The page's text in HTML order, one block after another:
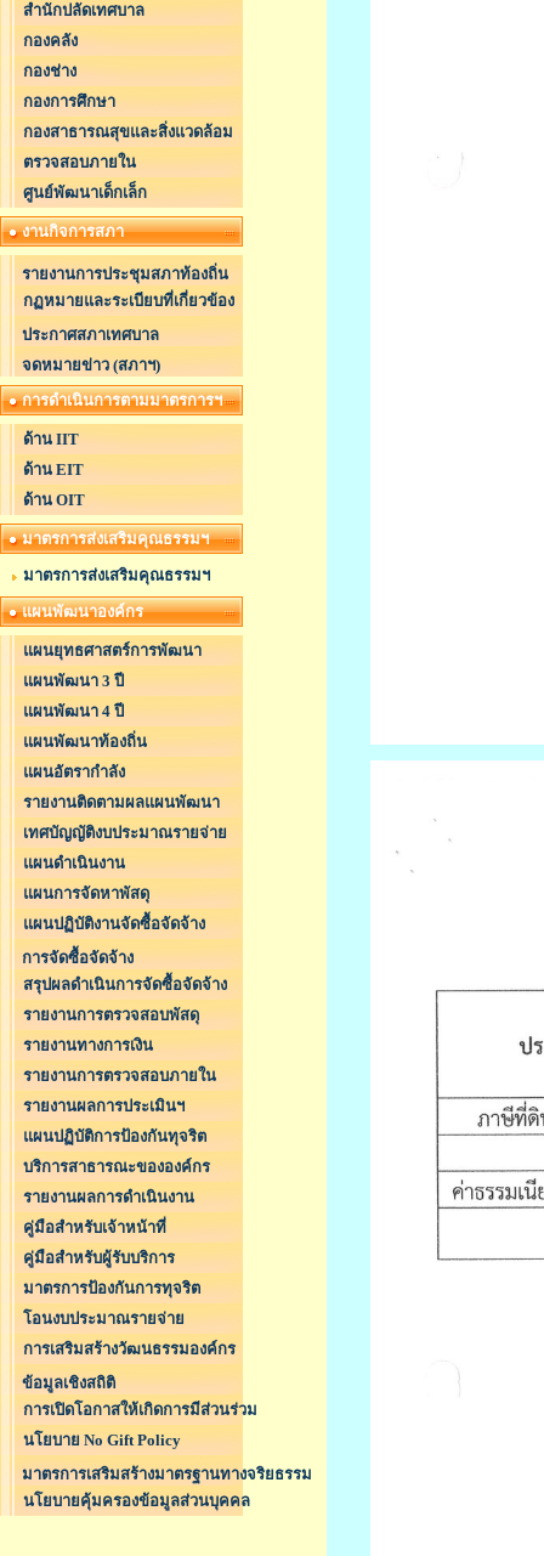
สำนักปลัดเทศบาล
กองคลัง
กองช่าง
กองการศึกษา
กองสาธารณสุขและสิ่งแวดล้อม
ตรวจสอบภายใน
ศูนย์พัฒนาเด็กเล็ก
งานกิจการสภา
รายงานการประชุมสภาท้องถิ่น
กฏหมายและระเบียบที่เกี่ยวข้อง
ประกาศสภาเทศบาล
จดหมายข่าว (สภาฯ)
การดำเนินการตามมาตรการฯ
ด้าน IIT
ด้าน EIT
ด้าน OIT
มาตรการส่งเสริมคุณธรรมฯ
มาตรการส่งเสริมคุณธรรมฯ
แผนพัฒนาองค์กร
แผนยุทธศาสตร์การพัฒนา
แผนพัฒนา 3 ปี
แผนพัฒนา 4 ปี
แผนพัฒนาท้องถิ่น
แผนอัตรากำลัง
รายงานติดตามผลแผนพัฒนา
เทศบัญญัติงบประมาณรายจ่าย
แผนดำเนินงาน
แผนการจัดหาพัสดุ
แผนปฏิบัติงานจัดซื้อจัดจ้าง
การจัดซื้อจัดจ้าง
สรุปผลดำเนินการจัดซื้อจัดจ้าง
รายงานการตรวจสอบพัสดุ
รายงานทางการเงิน
รายงานการตรวจสอบภายใน
รายงานผลการประเมินฯ
แผนปฏิบัติการป้องกันทุจริต
บริการสาธารณะขององค์กร
รายงานผลการดำเนินงาน
คู่มือสำหรับเจ้าหน้าที่
คู่มือสำหรับผู้รับบริการ
มาตรการป้องกันการทุจริต
โอนงบประมาณรายจ่าย
การเสริมสร้างวัฒนธรรมองค์กร
ข้อมูลเชิงสถิติ
การเปิดโอกาสให้เกิดการมีส่วนร่วม
นโยบาย No Gift Policy
มาตรการเสริมสร้างมาตรฐานทางจริยธรรม
นโยบายคุ้มครองข้อมูลส่วนบุคคล